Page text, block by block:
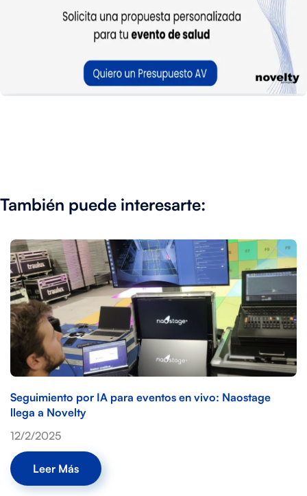
También puede interesarte:
Seguimiento por IA para eventos en vivo: Naostage
llega a Novelty
12/2/2025
Leer Más